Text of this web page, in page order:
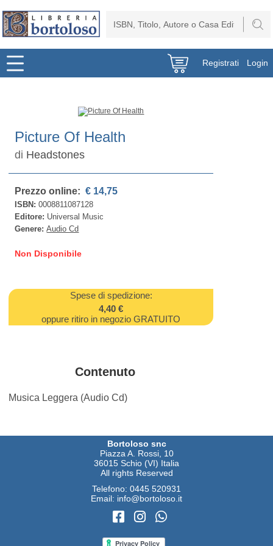
Registrati Login
Picture Of Health
di Headstones
Prezzo online: € 14,75
ISBN:0008811087128
Editore: Universal Music
Genere:Audio Cd
Non Disponibile
Spese di spedizione:
4,40 €
oppure ritiro in negozio GRATUITO
Contenuto
Musica Leggera (Audio Cd)
Bortoloso snc
Piazza A. Rossi, 10
36015 Schio (VI) Italia
All rights Reserved
Telefono: 0445 520931
Email: info@bortoloso.it